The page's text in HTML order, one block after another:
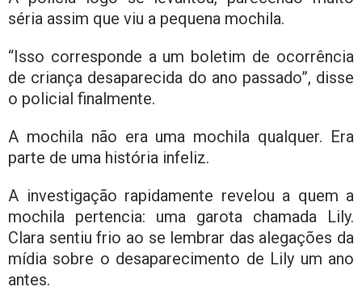
séria assim que viu a pequena mochila.
“Isso corresponde a um boletim de ocorrência
de criança desaparecida do ano passado”, disse
o policial finalmente.
A mochila não era uma mochila qualquer. Era
parte de uma história infeliz.
A investigação rapidamente revelou a quem a
mochila pertencia: uma garota chamada Lily.
Clara sentiu frio ao se lembrar das alegações da
mídia sobre o desaparecimento de Lily um ano
antes.